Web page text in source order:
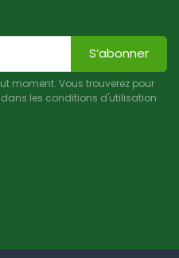
S’abonner
moment. Vous trouverez pour
les conditions d'utilisation